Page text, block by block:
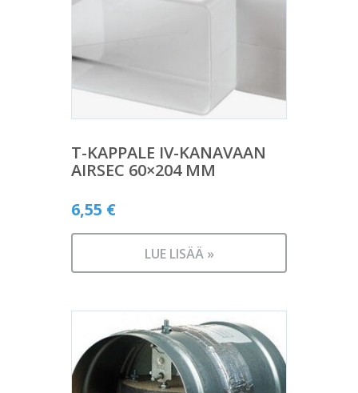
T-KAPPALE IV-KANAVAAN
AIRSEC 60×204 MM
6,55 €
LUE LISÄÄ »